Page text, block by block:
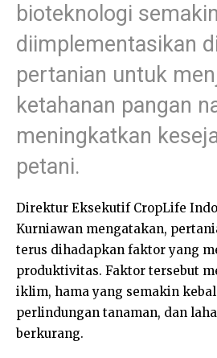
bioteknologi
diimplementasikan
pertanian untuk
ketahanan pangan
meningkatkan
petani.
Direktur Eksekutif CropLife
Kurniawan mengatakan,
terus dihadapkan faktor yang
produktivitas. Faktor tersebut
iklim, hama yang semakin
perlindungan tanaman, dan
berkurang.